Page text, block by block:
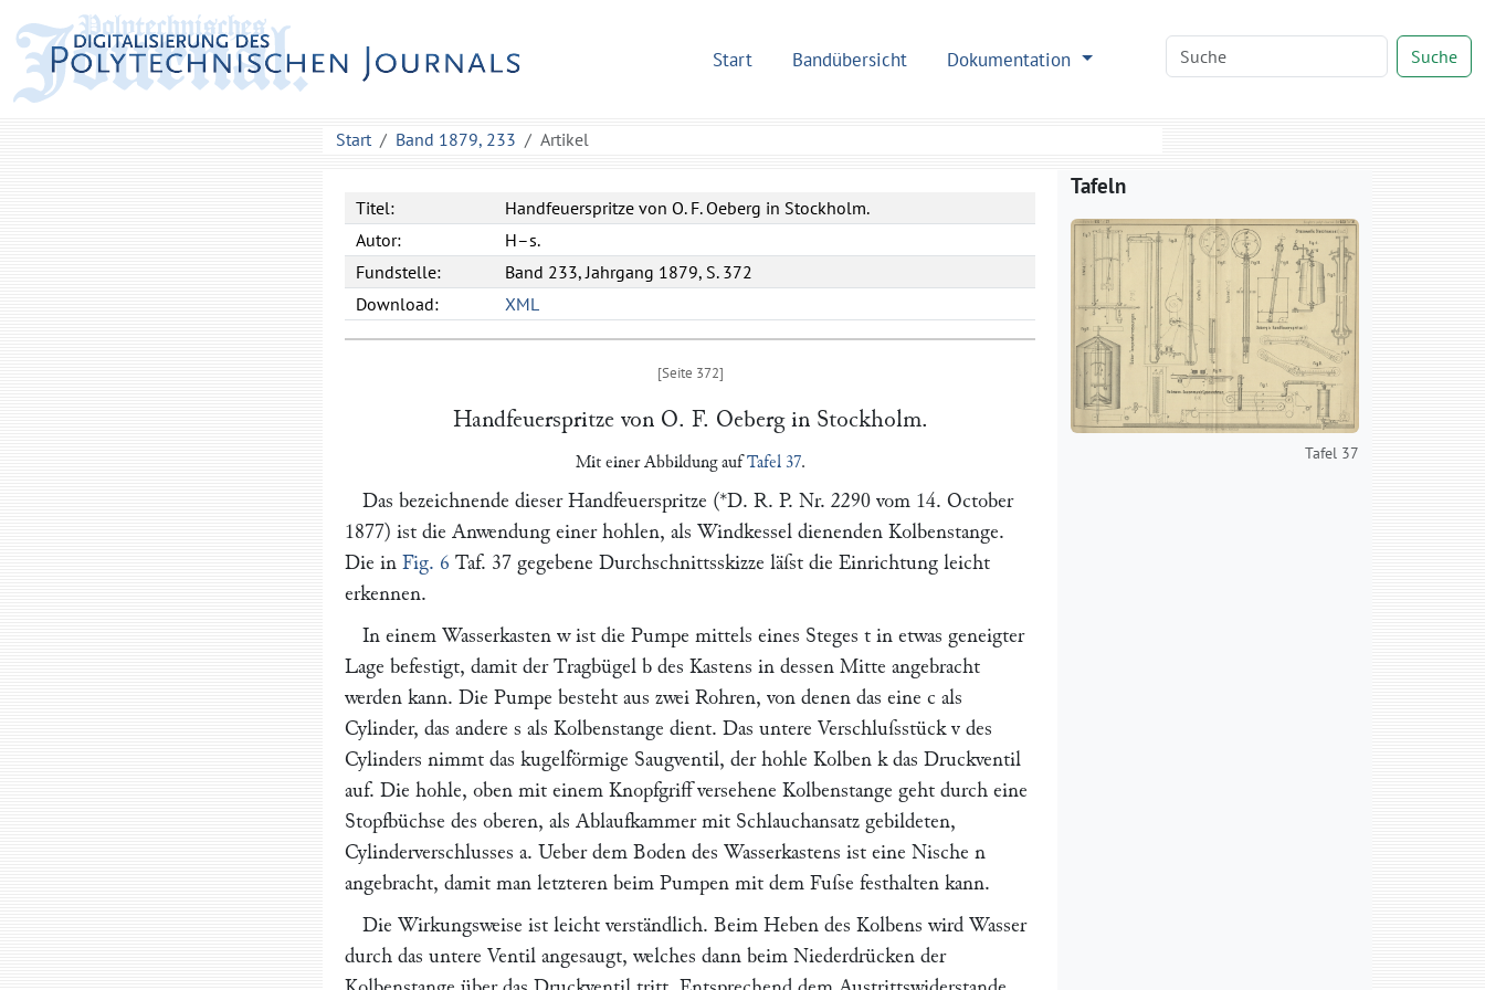
Start Bandübersicht Dokumentation Suche
Start Band 1879, 233 Artikel
Titel:
Handfeuerspritze von O. F. Oeberg in Stockholm.
Autor:
H–s.
Fundstelle:
Band 233, Jahrgang 1879, S. 372
Download:
XML
Handfeuerspritze von O. F. Oebergin Stockholm.
Mit einer Abbildung aufTafel 37.
Das bezeichnende dieser Handfeuerspritze (*D. R. P. Nr. 2290 vom 14. October
1877) ist die Anwendung einer hohlen, als Windkessel dienenden Kolbenstange.
Die in Fig. 6 Taf. 37 gegebene Durchschnittsskizze läſst die Einrichtung leicht
erkennen.
In einem Wasserkasten wist die Pumpe mittels eines Steges t in etwas geneigter
Lage befestigt, damit der Tragbügel b des Kastens in dessen Mitte angebracht
werden kann. Die Pumpe besteht aus zwei Rohren, von denen das eine c als
Cylinder, das andere s als Kolbenstange dient. Das untere Verschluſsstück v des
Cylinders nimmt das kugelförmige Saugventil, der hohle Kolben kdas Druckventil
auf. Die hohle, oben mit einem Knopfgriff versehene Kolbenstange geht durch eine
Stopfbüchse des oberen, als Ablaufkammer mit Schlauchansatz gebildeten,
Cylinderverschlusses a. Ueber dem Boden des Wasserkastens ist eine Nische n
angebracht, damit man letzteren beim Pumpen mit dem Fuſse festhalten kann.
Die Wirkungsweise ist leicht verständlich. Beim Heben des Kolbens wird Wasser
durch das untere Ventil angesaugt, welches dann beim Niederdrücken der
Tafeln
Tafel 37